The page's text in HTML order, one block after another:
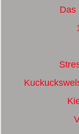
Das